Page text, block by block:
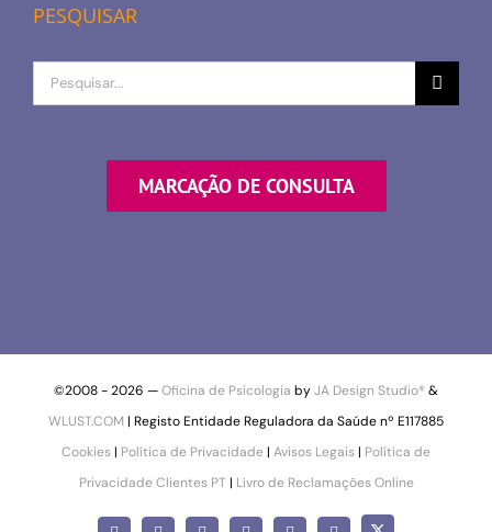
PESQUISAR
Procurar
por
MARCAÇÃO DE CONSULTA
©2008 -2026 —Oficina de Psicologia byJA Design Studio®&
WLUST.COM | Registo Entidade Reguladora da Saúde nº E117885
Cookies| Política de Privacidade| Avisos Legais| Política de
Privacidade Clientes PT | Livro de Reclamações Online